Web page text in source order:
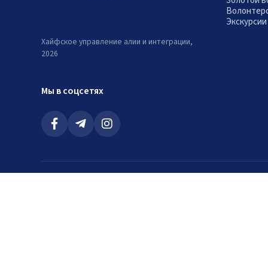
Хайфское управление алии и интеграции,
2026
Мы в соцсетях
Экскурсии